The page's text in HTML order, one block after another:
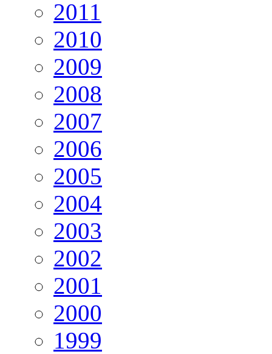
2011
2010
2009
2008
2007
2006
2005
2004
2003
2002
2001
2000
1999